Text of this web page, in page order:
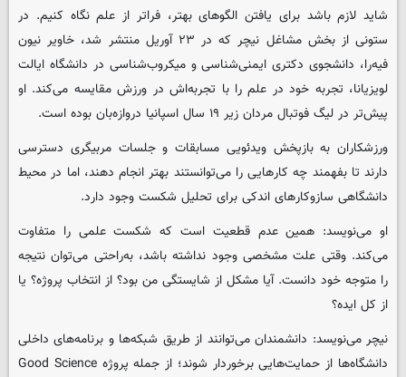
شاید لازم باشد برای یافتن الگوهای بهتر، فراتر از علم نگاه کنیم. در
ستونی از بخش مشاغل نیچر که در ۲۳ آوریل منتشر شد، خاویر نیون
فیه‌را، دانشجوی دکتری ایمنی‌شناسی و میکروب‌شناسی در دانشگاه ایالت
لویزیانا، تجربه خود در علم را با تجربه‌اش در ورزش مقایسه می‌کند. او
پیش‌تر در لیگ فوتبال مردان زیر ۱۹ سال اسپانیا دروازه‌بان بوده است.
ورزشکاران به بازپخش ویدئویی مسابقات و جلسات مربیگری دسترسی
دارند تا بفهمند چه کارهایی را می‌توانستند بهتر انجام دهند، اما در محیط
دانشگاهی سازوکارهای اندکی برای تحلیل شکست وجود دارد.
او می‌نویسد: همین عدم قطعیت است که شکست علمی را متفاوت
می‌کند. وقتی علت مشخصی وجود نداشته باشد، به‌راحتی می‌توان نتیجه
را متوجه خود دانست. آیا مشکل از شایستگی من بود؟ از انتخاب پروژه؟ یا
از کل ایده؟
نیچر می‌نویسد: دانشمندان می‌توانند از طریق شبکه‌ها و برنامه‌های داخلی
دانشگاه‌ها از حمایت‌هایی برخوردار شوند؛ از جمله پروژه Good Science